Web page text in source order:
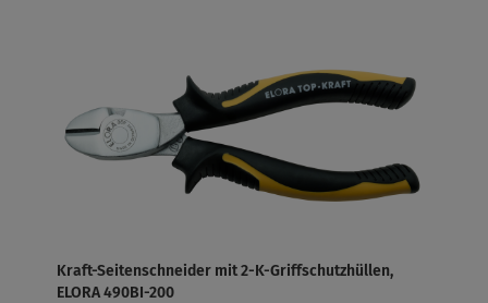
Kraft-Seitenschneider mit 2-K-Griffschutzhüllen,
ELORA 490BI-200